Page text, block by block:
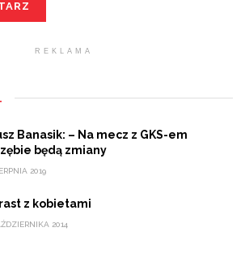
REKLAMA
.
Banasik: – Na mecz z GKS-em
będą zmiany
2019
z kobietami
2014